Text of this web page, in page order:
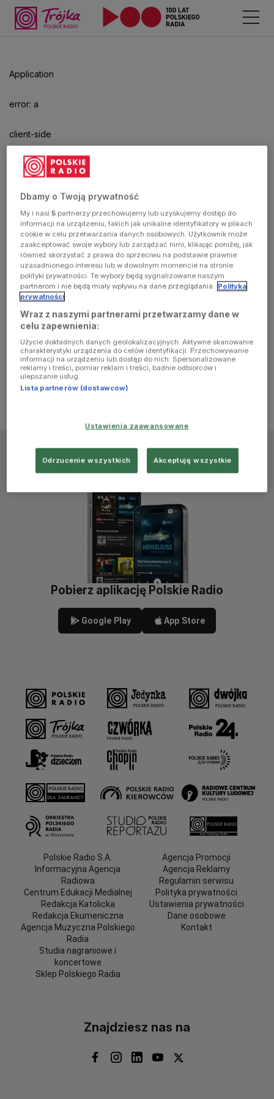
Application
error: a
client-side
exception
has
occurred
(see the
browser
console for
more
information)
aby
odtwarzać.
Pobierz aplikację Polskie Radio
Google Play App Store
Polskie Radio S.A.
Informacyjna Agencja
Radiowa
Centrum Edukacji Medialnej
Redakcja Katolicka
Redakcja Ekumeniczna
Agencja Muzyczna Polskiego
Radia
Studia nagraniowe i
koncertowe
Sklep Polskiego Radia
Agencja Promocji
Agencja Reklamy
Regulamin serwisu
Polityka prywatności
Ustawienia prywatności
Dane osobowe
Kontakt
Znajdziesz nas na
Dbamy o Twoją prywatność
My i nasi5 partnerzy przechowujemy lub uzyskujemy dostęp do
informacji na urządzeniu, takich jak unikalne identyfikatory w plikach
cookie w celu przetwarzania danych osobowych. Użytkownik może
zaakceptować swoje wybory lub zarządzać nimi, klikając poniżej, jak
również skorzystać z prawa do sprzeciwu na podstawie prawnie
uzasadnionego interesu lub w dowolnym momencie na stronie
polityki prywatności. Te wybory będą sygnalizowane naszym
partnerom i nie będą miały wpływu na dane przeglądania. Polityka
prywatności
Wraz z naszymi partnerami przetwarzamy dane w
celu zapewnienia:
Użycie dokładnych danych geolokalizacyjnych. Aktywne skanowanie
charakterystyki urządzenia do celów identyfikacji. Przechowywanie
informacji na urządzeniu lub dostęp do nich. Spersonalizowane
reklamy i treści, pomiar reklam i treści, badnie odbiorców i
ulepszanie usług.
Lista partnerów (dostawców)
Ustawienia zaawansowane
Odrzucenie wszystkich Akceptuję wszystkie